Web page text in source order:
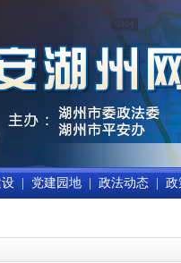
设 党建园地 政法动态 政